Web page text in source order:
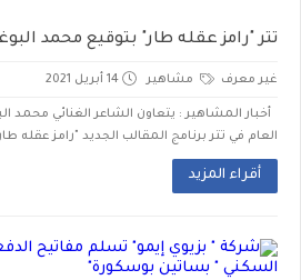
تتر "رامز عقله طار" بتوقيع محمد
غير معرف مشاهير 14 أبريل 2021
أخبار المشاهير : يتعاون الشاعر الغنائي محمد
العام في تتر برنامج المقالب الجديد "رامز عقله
أقراء المزيد